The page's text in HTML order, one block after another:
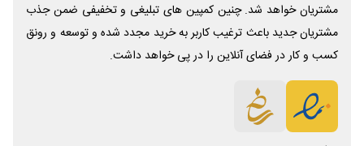
مشتریان خواهد شد. چنین کمپین های تبلیغی و تخفیفی ضمن جذب
مشتریان جدید باعث ترغیب کاربر به خرید مجدد شده و توسعه و رونق
کسب و کار در فضای آنلاین را در پی خواهد داشت.